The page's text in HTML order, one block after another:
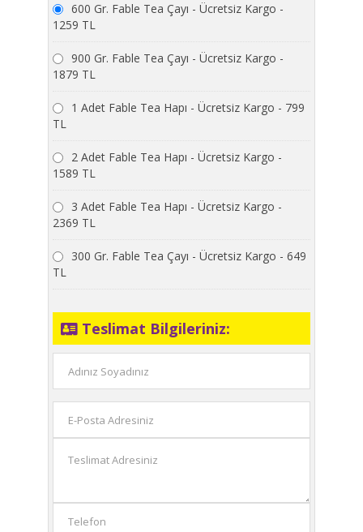
600 Gr. Fable Tea Çayı - Ücretsiz Kargo -
1259 TL
900 Gr. Fable Tea Çayı - Ücretsiz Kargo -
1879 TL
1 Adet Fable Tea Hapı - Ücretsiz Kargo - 799
TL
2 Adet Fable Tea Hapı - Ücretsiz Kargo -
1589 TL
3 Adet Fable Tea Hapı - Ücretsiz Kargo -
2369 TL
300 Gr. Fable Tea Çayı - Ücretsiz Kargo - 649
TL
Teslimat Bilgileriniz: